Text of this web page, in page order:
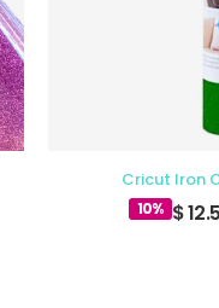
Cricut Iron
10% $